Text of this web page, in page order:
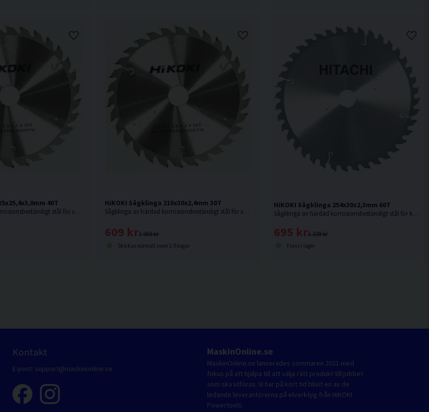
40T
Sågklinga av härdad korrosionsbeständigt stål för sågning i hårda och mjuka träslag.
HiKOKI Sågklinga 210x30x2,4mm 30T
Sågklinga av härdad korrosionsbeständigt stål för sågning i hårt och mjukt trä.
1 069 kr
609 kr
Skickas normalt inom 1-3 dagar
HiKOKI Sågklinga 254x30x2,3mm 60T
Sågklinga av härdad korrosionsbeständigt stål för kapning i hårt och mjukt trä.
1 239 kr
695 kr
Finns i lager
Kontakt
E-post: support@maskinonline.se
MaskinOnline.se
MaskinOnline.se lanserades sommaren 2021 med
fokus på att hjälpa till att välja rätt produkt till jobbet
som ska utföras. Vi har på kort tid blivit en av de
ledande leverantörerna på elverktyg från HiKOKI
Powertools.